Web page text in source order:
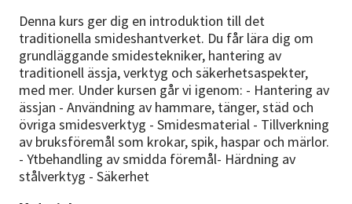
Denna kurs ger dig en introduktion till det
traditionella smideshantverket. Du får lära dig om
grundläggande smidestekniker, hantering av
traditionell ässja, verktyg och säkerhetsaspekter,
med mer. Under kursen går vi igenom: - Hantering av
ässjan - Användning av hammare, tänger, städ och
övriga smidesverktyg - Smidesmaterial - Tillverkning
av bruksföremål som krokar, spik, haspar och märlor.
- Ytbehandling av smidda föremål- Härdning av
stålverktyg - Säkerhet